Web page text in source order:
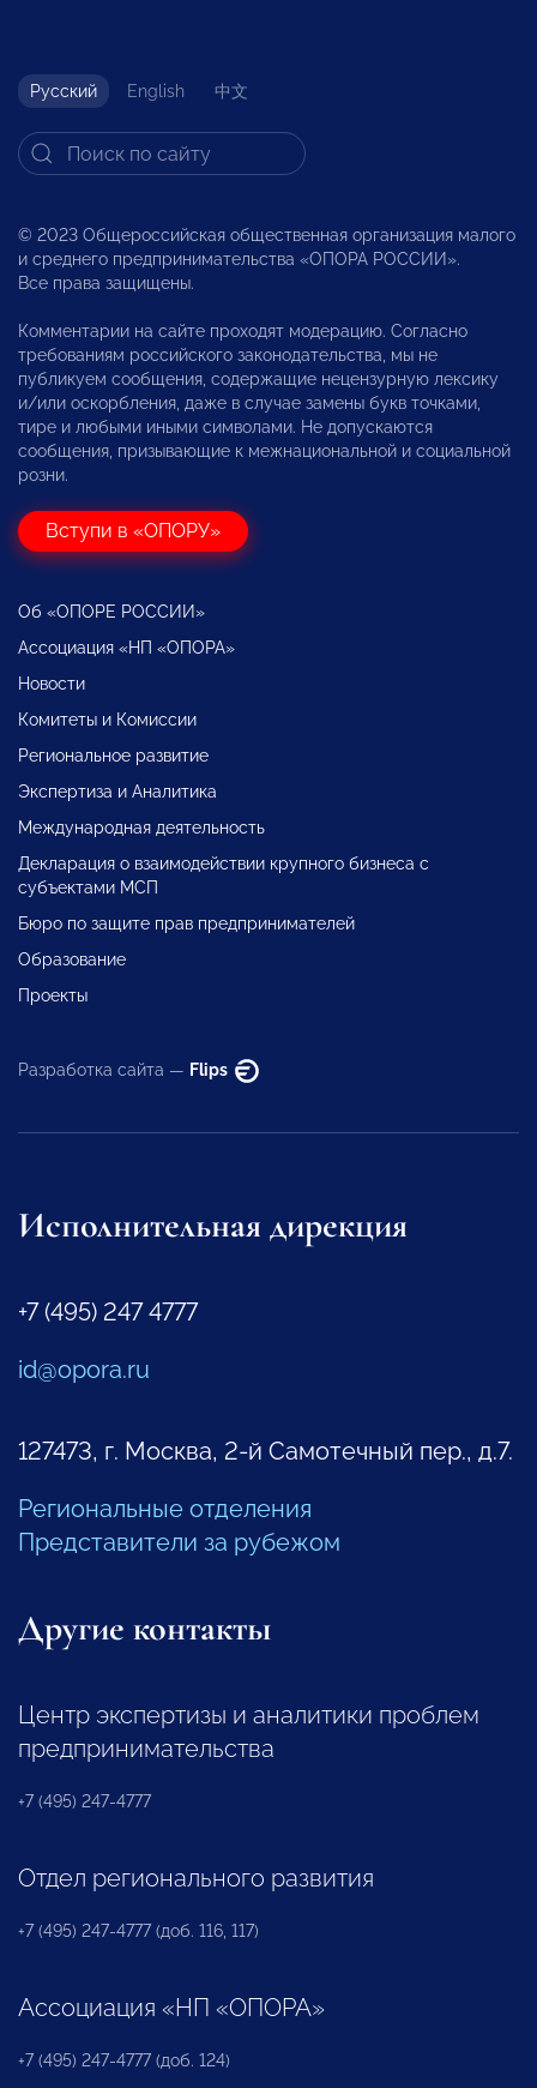
Русский English 中文
© 2023 Общероссийская общественная организация малого
и среднего предпринимательства «ОПОРА РОССИИ».
Все права защищены.
Комментарии на сайте проходят модерацию. Согласно
требованиям российского законодательства, мы не
публикуем сообщения, содержащие нецензурную лексику
и/или оскорбления, даже в случае замены букв точками,
тире и любыми иными символами. Не допускаются
сообщения, призывающие к межнациональной и социальной
розни.
Вступи в «ОПОРУ»
Об «ОПОРЕ РОССИИ»
Ассоциация «НП «ОПОРА»
Новости
Комитеты и Комиссии
Региональное развитие
Экспертиза и Аналитика
Международная деятельность
Декларация о взаимодействии крупного бизнеса с
субъектами МСП
Бюро по защите прав предпринимателей
Образование
Проекты
Разработка сайта — Flips
Исполнительная дирекция
+7 (495) 247 4777
id@opora.ru
127473, г. Москва, 2-й Самотечный пер., д.7.
Региональные отделения
Представители за рубежом
Другие контакты
Центр экспертизы и аналитики проблем
предпринимательства
+7 (495) 247-4777
Отдел регионального развития
+7 (495) 247-4777 (доб. 116, 117)
Ассоциация «НП «ОПОРА»
+7 (495) 247-4777 (доб. 124)